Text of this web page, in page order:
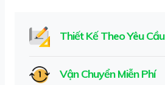
Thiết Kế Theo Yêu Cầu
Vận Chuyển Miễn Phí